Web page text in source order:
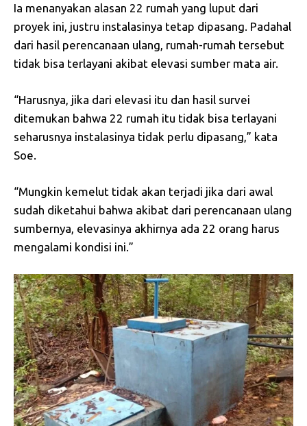
Ia menanyakan alasan 22 rumah yang luput dari
proyek ini, justru instalasinya tetap dipasang. Padahal
dari hasil perencanaan ulang, rumah-rumah tersebut
tidak bisa terlayani akibat elevasi sumber mata air.
“Harusnya, jika dari elevasi itu dan hasil survei
ditemukan bahwa 22 rumah itu tidak bisa terlayani
seharusnya instalasinya tidak perlu dipasang,” kata
Soe.
“Mungkin kemelut tidak akan terjadi jika dari awal
sudah diketahui bahwa akibat dari perencanaan ulang
sumbernya, elevasinya akhirnya ada 22 orang harus
mengalami kondisi ini.”